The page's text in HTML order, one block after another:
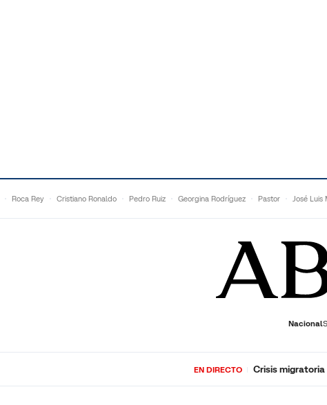
Roca Rey Cristiano Ronaldo Pedro Ruiz Georgina Rodríguez Pastor José Luis
Nacional
ECONOMÍADEPORTES SOCIEDADCULTURA
EN DIRECTO Crisis